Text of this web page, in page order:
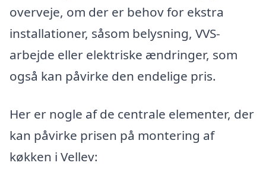
overveje, om der er behov for ekstra
installationer, såsom belysning, VVS-
arbejde eller elektriske ændringer, som
også kan påvirke den endelige pris.
Her er nogle af de centrale elementer, der
kan påvirke prisen på montering af
køkken i Vellev: